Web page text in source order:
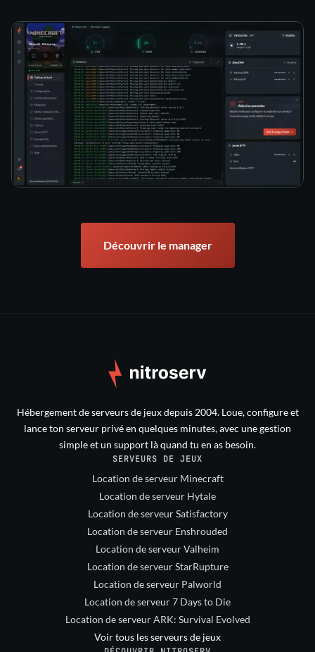
Découvrir le manager
Hébergement de serveurs de jeux depuis 2004. Loue, configure et
lance ton serveur privé en quelques minutes, avec une gestion
simple et un support là quand tu en as besoin.
SERVEURS DE JEUX
Location de serveur Minecraft
Location de serveur Hytale
Location de serveur Satisfactory
Location de serveur Enshrouded
Location de serveur Valheim
Location de serveur StarRupture
Location de serveur Palworld
Location de serveur 7 Days to Die
Location de serveur ARK: Survival Evolved
Voir tous les serveurs de jeux